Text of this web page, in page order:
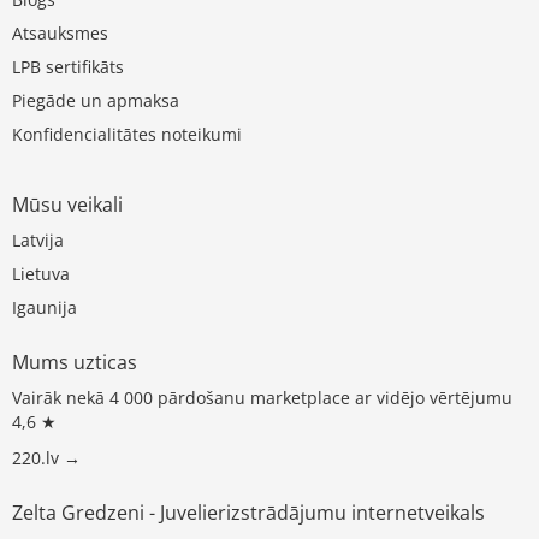
Atsauksmes
LPB sertifikāts
Piegāde un apmaksa
Konfidencialitātes noteikumi
Mūsu veikali
Latvija
Lietuva
Igaunija
Mums uzticas
Vairāk nekā 4 000 pārdošanu marketplace ar vidējo vērtējumu
4,6 ★
220.lv →
Zelta Gredzeni - Juvelierizstrādājumu internetveikals